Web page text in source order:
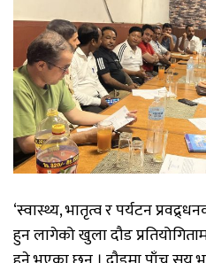
‘स्वास्थ्य, भातृत्व र पर्यटन
हुन लागेको खुला दौड